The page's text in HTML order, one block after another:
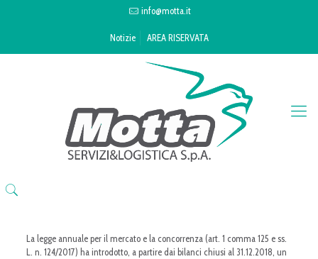
info@motta.it
Notizie AREA RISERVATA
La legge annuale per il mercato e la concorrenza (art. 1 comma 125 e ss.
L. n. 124/2017) ha introdotto, a partire dai bilanci chiusi al 31.12.2018, un